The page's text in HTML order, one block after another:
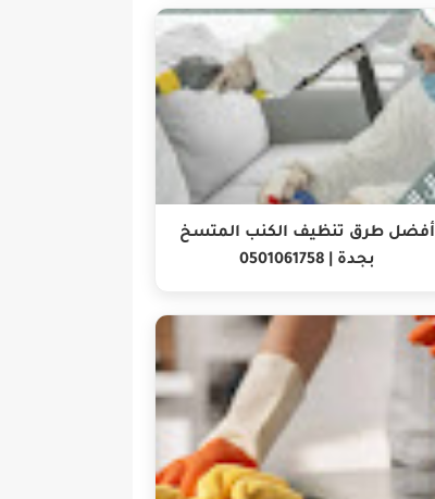
أفضل طرق تنظيف الكنب المتسخ
بجدة | 0501061758